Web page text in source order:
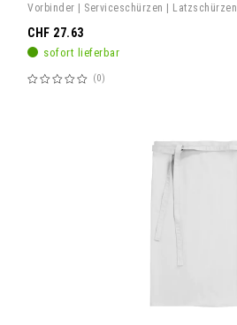
Vorbinder | Serviceschürzen | Latzschürzen
sofort lieferbar
Bewertung:
0
CHF 27.63